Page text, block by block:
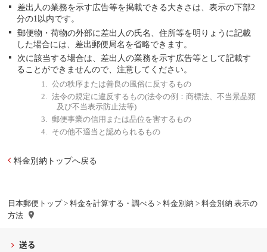
日本郵便トップ> 料金を計算する・調べる > 料金別納 > 料金別納 表示の
方法
差出人の業務を示す広告等を掲載できる大きさは、表示の下部2
分の1以内です。
郵便物・荷物の外部に差出人の氏名、住所等を明りょうに記載
した場合には、差出郵便局名を省略できます。
次に該当する場合は、差出人の業務を示す広告等として記載す
ることができませんので、注意してください。
公の秩序または善良の風俗に反するもの
法令の規定に違反するもの(法令の例：商標法、不当景品類
及び不当表示防止法等)
郵便事業の信用または品位を害するもの
その他不適当と認められるもの
料金別納トップへ戻る
送る